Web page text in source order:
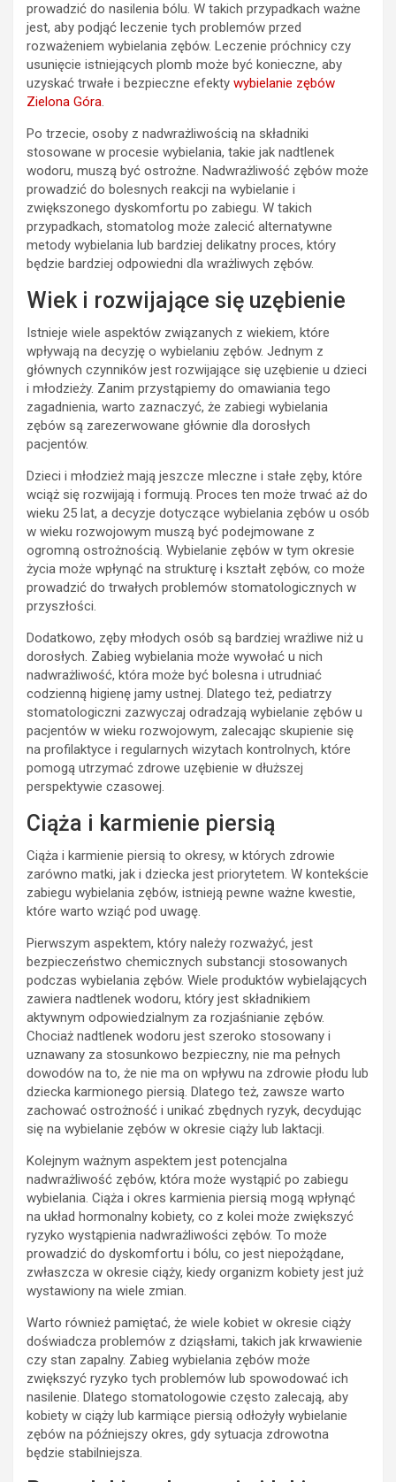
prowadzić do nasilenia bólu. W takich przypadkach ważne
jest, aby podjąć leczenie tych problemów przed
rozważeniem wybielania zębów. Leczenie próchnicy czy
usunięcie istniejących plomb może być konieczne, aby
uzyskać trwałe i bezpieczne efekty wybielanie zębów
Zielona Góra.
Po trzecie, osoby z nadwrażliwością na składniki
stosowane w procesie wybielania, takie jak nadtlenek
wodoru, muszą być ostrożne. Nadwrażliwość zębów może
prowadzić do bolesnych reakcji na wybielanie i
zwiększonego dyskomfortu po zabiegu. W takich
przypadkach, stomatolog może zalecić alternatywne
metody wybielania lub bardziej delikatny proces, który
będzie bardziej odpowiedni dla wrażliwych zębów.
Wiek i rozwijające się uzębienie
Istnieje wiele aspektów związanych z wiekiem, które
wpływają na decyzję o wybielaniu zębów. Jednym z
głównych czynników jest rozwijające się uzębienie u dzieci
i młodzieży. Zanim przystąpiemy do omawiania tego
zagadnienia, warto zaznaczyć, że zabiegi wybielania
zębów są zarezerwowane głównie dla dorosłych
pacjentów.
Dzieci i młodzież mają jeszcze mleczne i stałe zęby, które
wciąż się rozwijają i formują. Proces ten może trwać aż do
wieku 25 lat, a decyzje dotyczące wybielania zębów u osób
w wieku rozwojowym muszą być podejmowane z
ogromną ostrożnością. Wybielanie zębów w tym okresie
życia może wpłynąć na strukturę i kształt zębów, co może
prowadzić do trwałych problemów stomatologicznych w
przyszłości.
Dodatkowo, zęby młodych osób są bardziej wrażliwe niż u
dorosłych. Zabieg wybielania może wywołać u nich
nadwrażliwość, która może być bolesna i utrudniać
codzienną higienę jamy ustnej. Dlatego też, pediatrzy
stomatologiczni zazwyczaj odradzają wybielanie zębów u
pacjentów w wieku rozwojowym, zalecając skupienie się
na profilaktyce i regularnych wizytach kontrolnych, które
pomogą utrzymać zdrowe uzębienie w dłuższej
perspektywie czasowej.
Ciąża i karmienie piersią
Ciąża i karmienie piersią to okresy, w których zdrowie
zarówno matki, jak i dziecka jest priorytetem. W kontekście
zabiegu wybielania zębów, istnieją pewne ważne kwestie,
które warto wziąć pod uwagę.
Pierwszym aspektem, który należy rozważyć, jest
bezpieczeństwo chemicznych substancji stosowanych
podczas wybielania zębów. Wiele produktów wybielających
zawiera nadtlenek wodoru, który jest składnikiem
aktywnym odpowiedzialnym za rozjaśnianie zębów.
Chociaż nadtlenek wodoru jest szeroko stosowany i
uznawany za stosunkowo bezpieczny, nie ma pełnych
dowodów na to, że nie ma on wpływu na zdrowie płodu lub
dziecka karmionego piersią. Dlatego też, zawsze warto
zachować ostrożność i unikać zbędnych ryzyk, decydując
się na wybielanie zębów w okresie ciąży lub laktacji.
Kolejnym ważnym aspektem jest potencjalna
nadwrażliwość zębów, która może wystąpić po zabiegu
wybielania. Ciąża i okres karmienia piersią mogą wpłynąć
na układ hormonalny kobiety, co z kolei może zwiększyć
ryzyko wystąpienia nadwrażliwości zębów. To może
prowadzić do dyskomfortu i bólu, co jest niepożądane,
zwłaszcza w okresie ciąży, kiedy organizm kobiety jest już
wystawiony na wiele zmian.
Warto również pamiętać, że wiele kobiet w okresie ciąży
doświadcza problemów z dziąsłami, takich jak krwawienie
czy stan zapalny. Zabieg wybielania zębów może
zwiększyć ryzyko tych problemów lub spowodować ich
nasilenie. Dlatego stomatologowie często zalecają, aby
kobiety w ciąży lub karmiące piersią odłożyły wybielanie
zębów na późniejszy okres, gdy sytuacja zdrowotna
będzie stabilniejsza.